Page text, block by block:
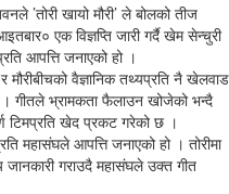
’तोरी खायो मौरी’ ले बोलको तीज
एक विज्ञप्ति जारी गर्दै खेम सेन्चुरी
आपत्ति जनाएको हो ।
मौरीबीचको वैज्ञानिक तथ्यप्रति नै खेलवाड
गीतले भ्रामकता फैलाउन खोजेको भन्दै
टिमप्रति खेद प्रकट गरेको छ ।
महासंघले आपत्ति जनाएको हो । तोरीमा
गराउदै महासंघले उक्त गीत